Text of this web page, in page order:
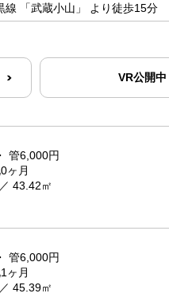
線 「武蔵小山」 より徒歩15分
VR公開中
・ 管6,000円
ヶ月
43.42㎡
・ 管6,000円
ヶ月
45.39㎡